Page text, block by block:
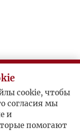
cookie, чтобы
согласия мы
и
помогают